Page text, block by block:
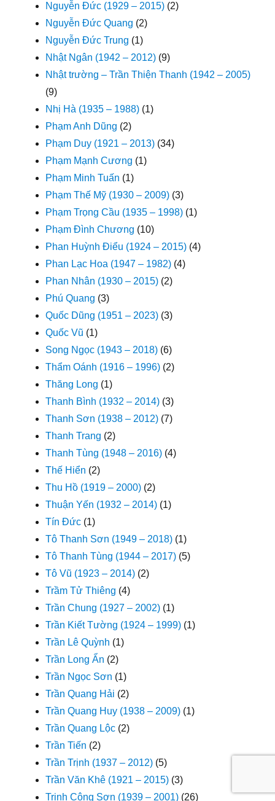
Nguyễn Đức (1929 – 2015) (2)
Nguyễn Đức Quang (2)
Nguyễn Đức Trung (1)
Nhật Ngân (1942 – 2012) (9)
Nhật trường – Trần Thiện Thanh (1942 – 2005)
(9)
Nhị Hà (1935 – 1988) (1)
Phạm Anh Dũng (2)
Phạm Duy (1921 – 2013) (34)
Phạm Mạnh Cương (1)
Phạm Minh Tuấn (1)
Phạm Thế Mỹ (1930 – 2009) (3)
Phạm Trọng Cầu (1935 – 1998) (1)
Phạm Đình Chương (10)
Phan Huỳnh Điểu (1924 – 2015) (4)
Phan Lạc Hoa (1947 – 1982) (4)
Phan Nhân (1930 – 2015) (2)
Phú Quang (3)
Quốc Dũng (1951 – 2023) (3)
Quốc Vũ (1)
Song Ngọc (1943 – 2018) (6)
Thẩm Oánh (1916 – 1996) (2)
Thăng Long (1)
Thanh Bình (1932 – 2014) (3)
Thanh Sơn (1938 – 2012) (7)
Thanh Trang (2)
Thanh Tùng (1948 – 2016) (4)
Thế Hiển (2)
Thu Hồ (1919 – 2000) (2)
Thuận Yến (1932 – 2014) (1)
Tín Đức (1)
Tô Thanh Sơn (1949 – 2018) (1)
Tô Thanh Tùng (1944 – 2017) (5)
Tô Vũ (1923 – 2014) (2)
Trầm Tử Thiêng (4)
Trần Chung (1927 – 2002) (1)
Trần Kiết Tường (1924 – 1999) (1)
Trần Lê Quỳnh (1)
Trần Long Ẩn (2)
Trần Ngọc Sơn (1)
Trần Quang Hải (2)
Trần Quang Huy (1938 – 2009) (1)
Trần Quang Lộc (2)
Trần Tiến (2)
Trần Trịnh (1937 – 2012) (5)
Trần Văn Khê (1921 – 2015) (3)
Trịnh Công Sơn (1939 – 2001) (26)